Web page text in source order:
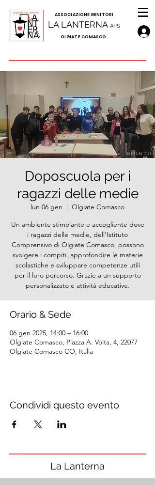
LA LANTERNA APS
ASSOCIAZIONE GENITORI
OLGIATE COMASCO
Doposcuola per i
ragazzi delle medie
lun 06 gen
  |
Olgiate Comasco
Un ambiente stimolante e accogliente dove
i ragazzi delle medie, dell'Istituto
Comprensivo di Olgiate Comasco, possono
svolgere i compiti, approfondire le materie
scolastiche e sviluppare competenze utili
per il loro percorso. Grazie a un supporto
personalizzato e attività educative.
Orario & Sede
06 gen 2025, 14:00 – 16:00
Olgiate Comasco, Piazza A. Volta, 4, 22077
Olgiate Comasco CO, Italia
Condividi questo evento
La Lanterna